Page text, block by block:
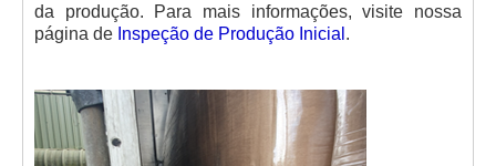
da produção. Para mais informações, visite nossa
página de Inspeção de Produção Inicial .